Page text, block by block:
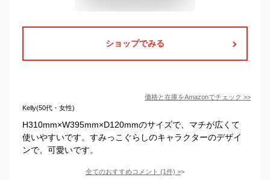
ショップでみる
価格と在庫をAmazonでチェック >>
Kelly(50代・女性)
H310mm×W395mm×D120mmのサイズで、マチが広くて
使いやすいです。すみっこぐらしのキャラクターのデザイ
ンで、可愛いです。
全てのおすすめコメント (1件) >